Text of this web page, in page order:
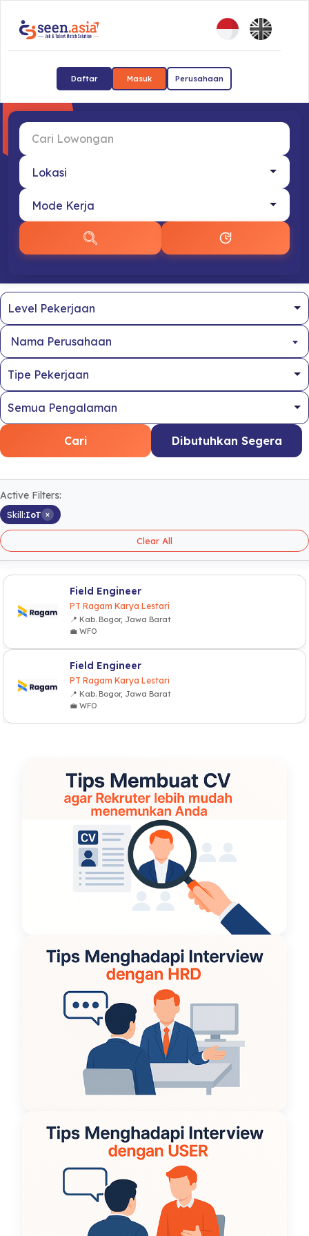
Daftar Masuk Perusahaan
Nama Perusahaan
Cari Dibutuhkan Segera
Active Filters:
Skill:IoT ×
Clear All
Field Engineer
PT Ragam Karya Lestari
📍 Kab. Bogor, Jawa Barat
💼 WFO
Field Engineer
PT Ragam Karya Lestari
📍 Kab. Bogor, Jawa Barat
💼 WFO